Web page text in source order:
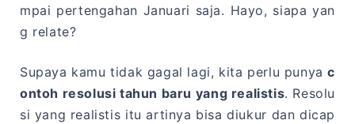
mpai pertengahan Januari saja. Hayo, siapa yan
g relate?
Supaya kamu tidak gagal lagi, kita perlu punyac
ontoh resolusi tahun baru yang realistis. Resolu
si yang realistis itu artinya bisa diukur dan dicap